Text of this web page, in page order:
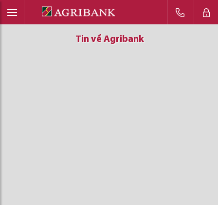
Tin về Agribank
Tin về Agribank
Tin về Agribank